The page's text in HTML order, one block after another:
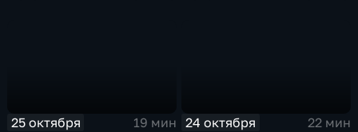
25 октября
19 мин
24 октября
22 мин